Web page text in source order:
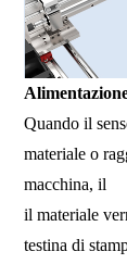
Quando il
materiale o
macchina, il
il materiale
testina di